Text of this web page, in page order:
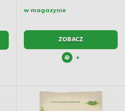
w magazynie
ZOBACZ
+